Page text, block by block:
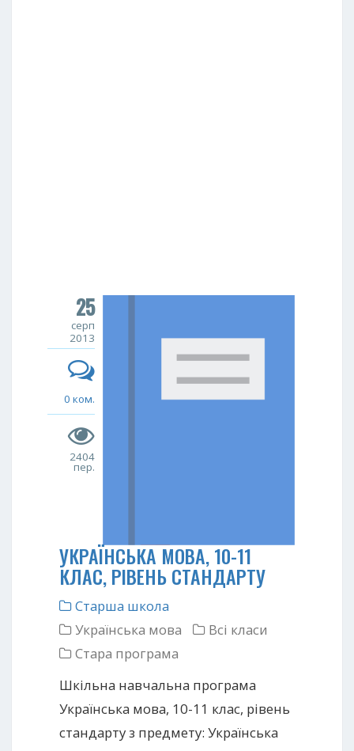
25
серп
2013
0 ком.
2404
пер.
УКРАЇНСЬКА МОВА, 10-11
КЛАС, РІВЕНЬ СТАНДАРТУ
Старша школа
Українська мова
Всі класи
Стара програма
Шкільна навчальна програма
Українська мова, 10-11 клас, рівень
стандарту з предмету: Українська